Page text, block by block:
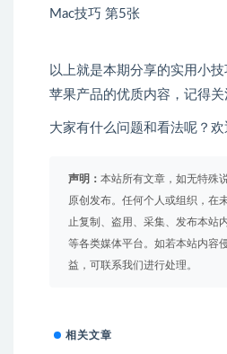
以上就是本期分享的实用小
苹果产品的优质内容，记得
大家有什么问题和看法呢？欢
声明： 本站所有文章，如无特殊
原创发布。任何个人或组织，在
止复制、盗用、采集、发布本站
等各类媒体平台。如若本站内容
益，可联系我们进行处理。
相关文章